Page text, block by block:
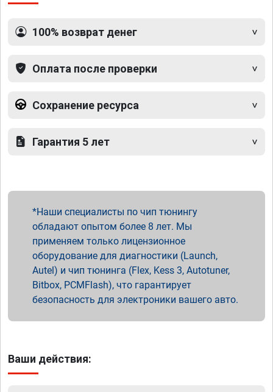
100% возврат денег
Оплата после проверки
Сохранение ресурса
Гарантия 5 лет
Наши специалисты по чип тюнингу
обладают опытом более 8 лет. Мы
применяем только лицензионное
оборудование для диагностики (Launch,
Autel) и чип тюнинга (Flex, Kess 3, Autotuner,
Bitbox, PCMFlash), что гарантирует
безопасность для электроники вашего авто.
Ваши действия: